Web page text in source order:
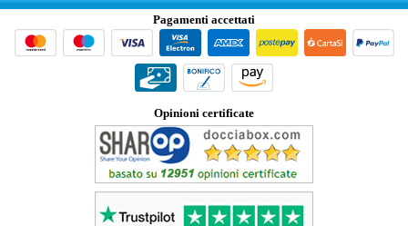
Pagamenti accettati
Opinioni certificate